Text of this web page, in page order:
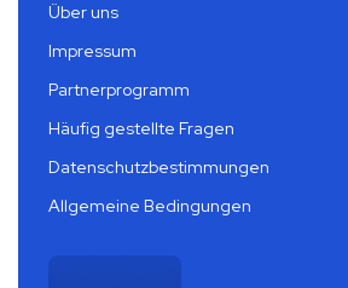
Über uns
Impressum
Partnerprogramm
Häufig gestellte Fragen
Datenschutzbestimmungen
Allgemeine Bedingungen